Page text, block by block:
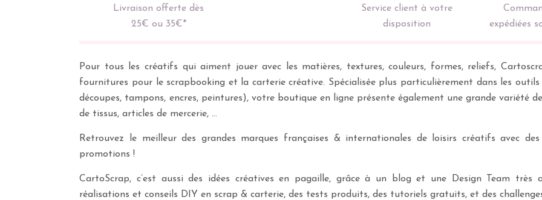
Livraison offerte dès
25€ ou 35€*
Service client à votre
disposition
expédiées
Pour tous les créatifs qui aiment jouer avec les matières, textures, couleurs, formes, reliefs,
fournitures pour le scrapbooking et la carterie créative. Spécialisée plus particulièrement dans les
découpes, tampons, encres, peintures), votre boutique en ligne présente également une grande variété
de tissus, articles de mercerie, …
Retrouvez le meilleur des grandes marques françaises & internationales de loisirs créatifs avec
promotions !
CartoScrap, c’est aussi des idées créatives en pagaille, grâce à un blog et une Design Team très
réalisations et conseils DIY en scrap & carterie, des tests produits, des tutoriels gratuits, et des